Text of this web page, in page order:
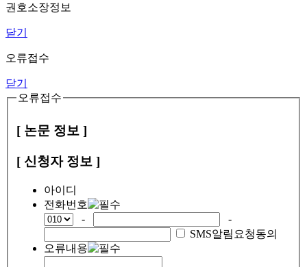
권호소장정보
닫기
오류접수
닫기
오류접수
[ 논문 정보 ]
[ 신청자 정보 ]
아이디
전화번호
-
-
SMS알림요청동의
오류내용